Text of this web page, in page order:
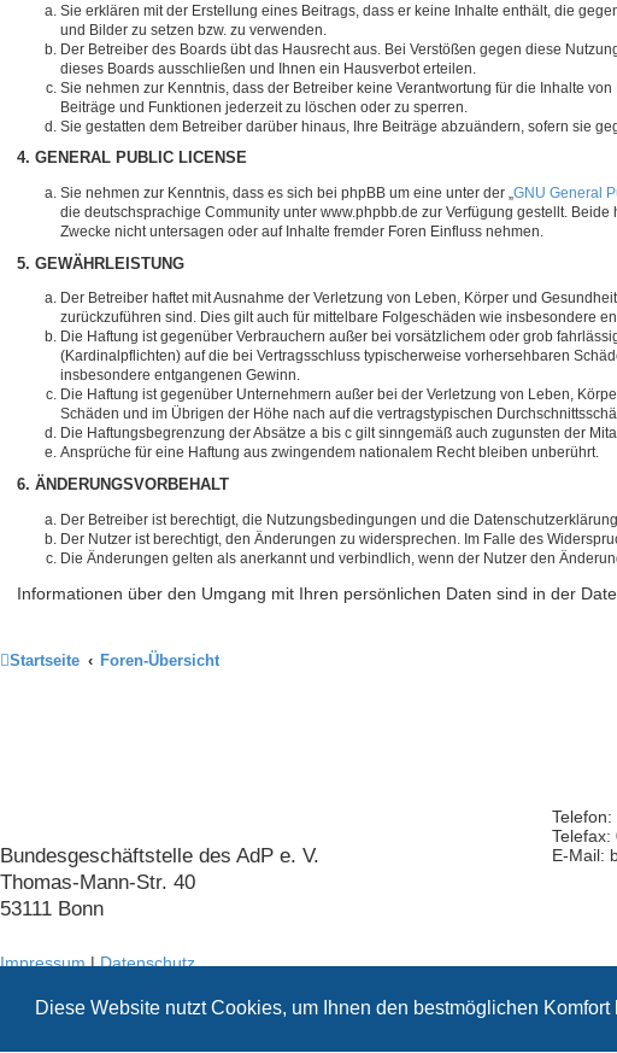
Diese Website nutzt Cookies, um Ihnen den bestmöglichen
Sie erklären mit der Erstellung eines Beitrags, dass er keine Inhalte enthält, die
und Bilder zu setzen bzw. zu verwenden.
Der Betreiber des Boards übt das Hausrecht aus. Bei Verstößen gegen diese
dieses Boards ausschließen und Ihnen ein Hausverbot erteilen.
Sie nehmen zur Kenntnis, dass der Betreiber keine Verantwortung für die Inhalte
Beiträge und Funktionen jederzeit zu löschen oder zu sperren.
Sie gestatten dem Betreiber darüber hinaus, Ihre Beiträge abzuändern, sofern sie
4. GENERAL PUBLIC LICENSE
Sie nehmen zur Kenntnis, dass es sich bei phpBB um eine unter der „GNU General
die deutschsprachige Community unter www.phpbb.de zur Verfügung gestellt.
Zwecke nicht untersagen oder auf Inhalte fremder Foren Einfluss nehmen.
5. GEWÄHRLEISTUNG
Der Betreiber haftet mit Ausnahme der Verletzung von Leben, Körper und
zurückzuführen sind. Dies gilt auch für mittelbare Folgeschäden wie insbesondere
Die Haftung ist gegenüber Verbrauchern außer bei vorsätzlichem oder grob
(Kardinalpflichten) auf die bei Vertragsschluss typischerweise vorhersehbaren
insbesondere entgangenen Gewinn.
Die Haftung ist gegenüber Unternehmern außer bei der Verletzung von Leben,
Schäden und im Übrigen der Höhe nach auf die vertragstypischen
Die Haftungsbegrenzung der Absätze a bis c gilt sinngemäß auch zugunsten der
Ansprüche für eine Haftung aus zwingendem nationalem Recht bleiben unberührt.
6. ÄNDERUNGSVORBEHALT
Der Betreiber ist berechtigt, die Nutzungsbedingungen und die
Der Nutzer ist berechtigt, den Änderungen zu widersprechen. Im Falle des
Die Änderungen gelten als anerkannt und verbindlich, wenn der Nutzer den
Informationen über den Umgang mit Ihren persönlichen Daten sind in der
Startseite Foren-Übersicht
Bundesgeschäftstelle des AdP e. V.
Thomas-Mann-Str. 40
53111 Bonn
Impressum | Datenschutz
Telefax:
E-Mail:
Konzeption und